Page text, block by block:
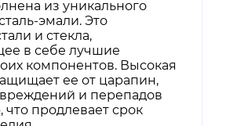
из уникального
эмали. Это
и стекла,
в себе лучшие
компонентов. Высокая
ее от царапин,
и перепадов
что продлевает срок